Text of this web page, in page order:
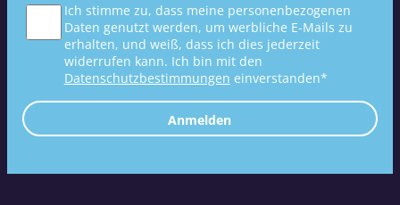
Ich stimme zu, dass meine personenbezogenen
Daten genutzt werden, um werbliche E-Mails zu
erhalten, und weiß, dass ich dies jederzeit
widerrufen kann. Ich bin mit den
Datenschutzbestimmungen einverstanden*
Anmelden